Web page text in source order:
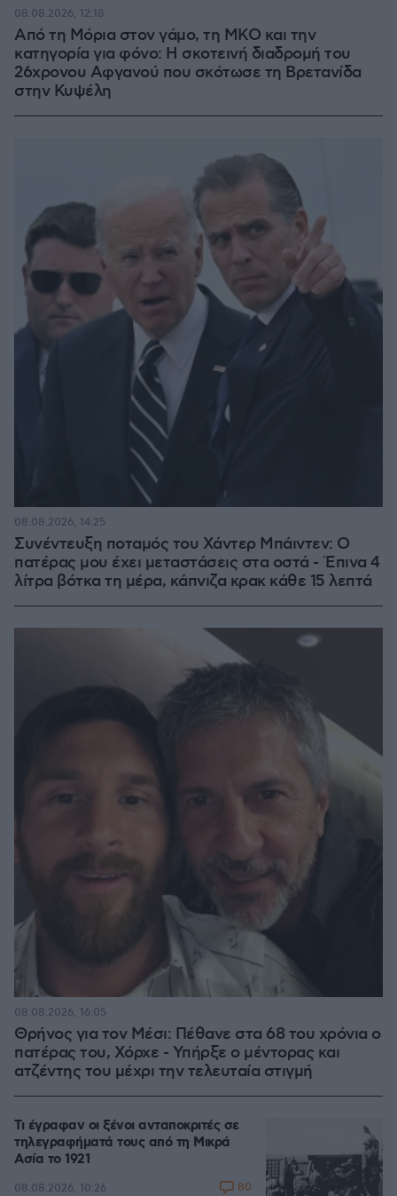
Από τη Μόρια στον γάμο, τη ΜΚΟ και την
κατηγορία για φόνο: Η σκοτεινή διαδρομή του
26χρονου Αφγανού που σκότωσε τη Βρετανίδα
στην Κυψέλη
08.08.2026, 12:18
Συνέντευξη ποταμός του Χάντερ Μπάιντεν: Ο
πατέρας μου έχει μεταστάσεις στα οστά - Έπινα 4
λίτρα βότκα τη μέρα, κάπνιζα κρακ κάθε 15 λεπτά
08.08.2026, 14:25
Θρήνος για τον Μέσι: Πέθανε στα 68 του χρόνια ο
πατέρας του, Χόρχε - Υπήρξε ο μέντορας και
ατζέντης του μέχρι την τελευταία στιγμή
08.08.2026, 16:05
Τι έγραφαν οι ξένοι ανταποκριτές σε
τηλεγραφήματά τους από τη Μικρά
Ασία το 1921
08.08.2026, 10:26 80